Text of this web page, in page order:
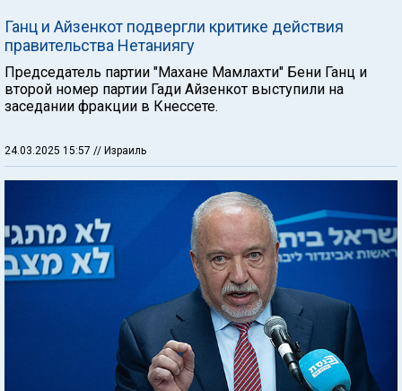
Ганц и Айзенкот подвергли критике действия
правительства Нетаниягу
Председатель партии "Махане Мамлахти" Бени Ганц и
второй номер партии Гади Айзенкот выступили на
заседании фракции в Кнессете.
24.03.2025 15:57 // Израиль